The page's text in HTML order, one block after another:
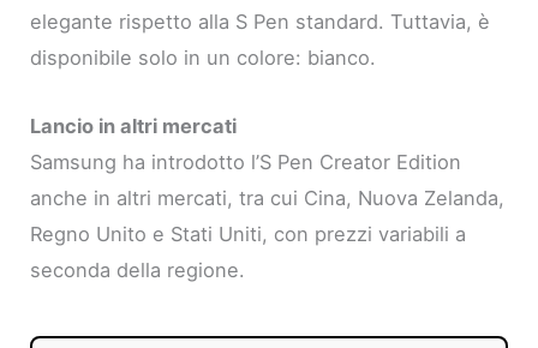
elegante rispetto alla S Pen standard. Tuttavia, è
disponibile solo in un colore: bianco.
Lancio in altri mercati
Samsung ha introdotto l’S Pen Creator Edition
anche in altri mercati, tra cui Cina, Nuova Zelanda,
Regno Unito e Stati Uniti, con prezzi variabili a
seconda della regione.